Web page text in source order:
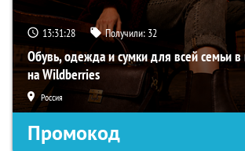
13:31:28 Получили: 32
Обувь, одежда и сумки для всей семьи в
на Wildberries
Россия
Промокод